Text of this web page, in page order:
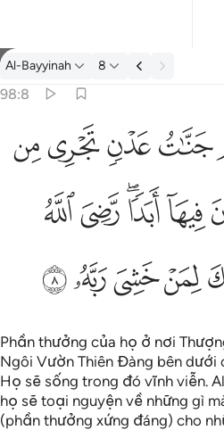
Tafsir: Al-Bayyinah 98:8
Al-Bayyinah 8
98:8
عنهم ورضوا عنه ذالك لمن خشي ربه ٨
وَرَضُوا۟ عَنْهُ ۚ ذَٰلِكَ لِمَنْ خَشِىَ رَبَّهُۥ ٨
ﱠﱡﱢﱣ
ﱧﱨﱩﱪﱫ
ﱱﱲﱳﱴ
Phần thưởng của họ ở nơi
Ngôi Vườn Thiên Đàng bên dưới
Họ sẽ sống trong đó vĩnh viễn.
họ sẽ toại nguyện về những gì
(phần thưởng xứng đáng) cho